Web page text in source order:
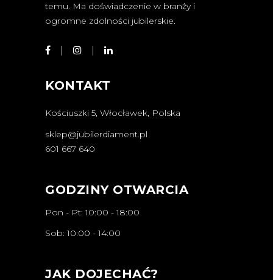
temu. Ma doświadczenie w branży i
ogromne zdolności jubilerskie.
KONTAKT
Kościuszki 5, Włocławek, Polska
sklep@jubilerdiament.pl
601 667 640
GODZINY OTWARCIA
Pon - Pt: 10:00 - 18:00
Sob: 10:00 - 14:00
JAK DOJECHAĆ?